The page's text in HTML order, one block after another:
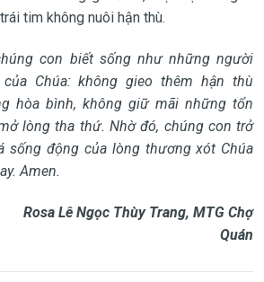
tim không nuôi hận thù.
con biết sống như những người
Chúa: không gieo thêm hận thù
hòa bình, không giữ mãi những tổn
lòng tha thứ. Nhờ đó, chúng con trở
sống động của lòng thương xót Chúa
Amen.
Thùy Trang, MTG Chợ
Quán